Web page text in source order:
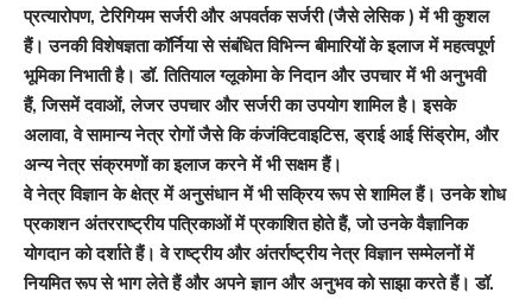
प्रत्यारोपण,टेरिगियम सर्जरी और अपवर्तक सर्जरी (जैसे लेसिक ) में भी कुशल
हैं। उनकी विशेषज्ञता कॉर्निया से संबंधित विभिन्न बीमारियों के इलाज में महत्वपूर्ण
भूमिका निभाती है। डॉ. तितियाल ग्लूकोमा के निदान और उपचार में भी अनुभवी
हैं,जिसमें दवाओं,लेजर उपचार और सर्जरी का उपयोग शामिल है। इसके
अलावा,वे सामान्य नेत्र रोगों जैसे कि कंजंक्टिवाइटिस,ड्राई आई सिंड्रोम, और
अन्य नेत्र संक्रमणों का इलाज करने में भी सक्षम हैं।
वे नेत्र विज्ञान के क्षेत्र में अनुसंधान में भी सक्रिय रूप से शामिल हैं। उनके शोध
प्रकाशन अंतरराष्ट्रीय पत्रिकाओं में प्रकाशित होते हैं,जो उनके वैज्ञानिक
योगदान को दर्शाते हैं। वे राष्ट्रीय और अंतर्राष्ट्रीय नेत्र विज्ञान सम्मेलनों में
नियमित रूप से भाग लेते हैं और अपने ज्ञान और अनुभव को साझा करते हैं। डॉ.